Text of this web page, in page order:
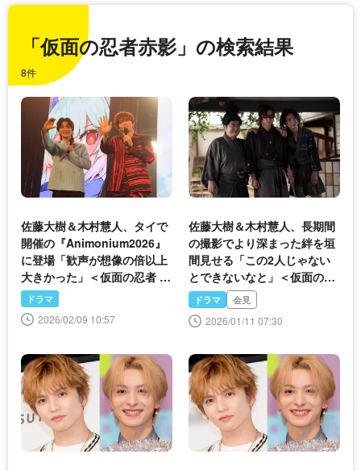
「仮面の忍者赤影」の検索結果
8件
佐藤大樹＆木村慧人、タイで
開催の『Animonium2026』
に登場「歓声が想像の倍以上
大きかった」＜仮面の忍者 赤
影＞
ドラマ
2026/02/09 10:57
佐藤大樹＆木村慧人、長期間
の撮影でより深まった絆を垣
間見せる「この2人じゃない
とできないなと」＜仮面の忍
者 赤影＞
ドラマ 会見
2026/01/11 07:30